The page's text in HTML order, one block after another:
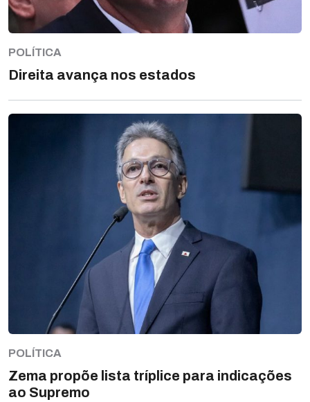
POLÍTICA
Direita avança nos estados
POLÍTICA
Zema propõe lista tríplice para indicações
ao Supremo